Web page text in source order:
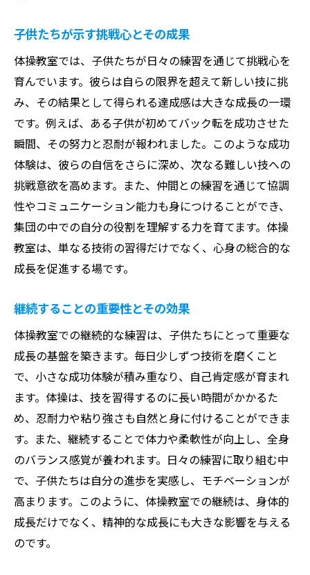
報告から得られる次へのヒントと目標
体操教室での経験がもたらす成功体験と子供た
ちの変化
成功体験が子供たちに与える影響と変化
体操教室での経験がもたらす自信の芽生え
変化を促す指導者のアプローチ
体操を通じた自己発見と成長の過程
成功と失敗から学ぶことの重要性
体操教室がもたらす新しい挑戦への意欲
体操教室で育む協調性と挑戦する楽しさの関係
協調性が挑戦を楽しくする理由
挑戦する楽しさを共有する仲間の存在
協調性を養うための指導法と活動
楽しさを引き出すレッスンの工夫
協調性と挑戦の相乗効果を体感する
子供たちが示す挑戦心とその成果
体操教室では、子供たちが日々の練習を通じて挑戦心を
育んでいます。彼らは自らの限界を超えて新しい技に挑
み、その結果として得られる達成感は大きな成長の一環
です。例えば、ある子供が初めてバック転を成功させた
瞬間、その努力と忍耐が報われました。このような成功
体験は、彼らの自信をさらに深め、次なる難しい技への
挑戦意欲を高めます。また、仲間との練習を通じて協調
性やコミュニケーション能力も身につけることができ、
集団の中での自分の役割を理解する力を育てます。体操
教室は、単なる技術の習得だけでなく、心身の総合的な
成長を促進する場です。
継続することの重要性とその効果
体操教室での継続的な練習は、子供たちにとって重要な
成長の基盤を築きます。毎日少しずつ技術を磨くこと
で、小さな成功体験が積み重なり、自己肯定感が育まれ
ます。体操は、技を習得するのに長い時間がかかるた
め、忍耐力や粘り強さも自然と身に付けることができま
す。また、継続することで体力や柔軟性が向上し、全身
のバランス感覚が養われます。日々の練習に取り組む中
で、子供たちは自分の進歩を実感し、モチベーションが
高まります。このように、体操教室での継続は、身体的
成長だけでなく、精神的な成長にも大きな影響を与える
のです。